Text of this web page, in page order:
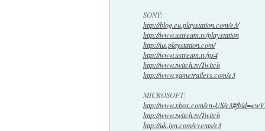
SONY:
http://blog.eu.playstation.com/e3/
http://www.ustream.tv/playstation
http://us.playstation.com/
http://www.ustream.tv/ps4
http://www.twitch.tv/Twitch
http://www.gametrailers.com/e3
MICROSOFT:
http://www.xbox.com/en-US/
http://www.twitch.tv/Twitch
http://uk.ign.com/events/e3